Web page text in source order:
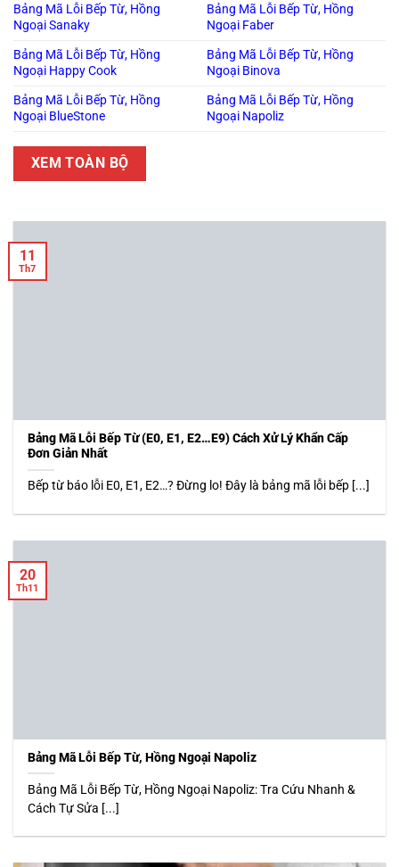
Bảng Mã Lỗi Bếp Từ, Hồng
Ngoại Sanaky
Bảng Mã Lỗi Bếp Từ, Hồng
Ngoại Faber
Bảng Mã Lỗi Bếp Từ, Hồng
Ngoại Happy Cook
Bảng Mã Lỗi Bếp Từ, Hồng
Ngoại Binova
Bảng Mã Lỗi Bếp Từ, Hồng
Ngoại BlueStone
Bảng Mã Lỗi Bếp Từ, Hồng
Ngoại Napoliz
XEM TOÀN BỘ
Bảng Mã Lỗi Bếp Từ (E0, E1, E2…E9) Cách Xử Lý Khẩn Cấp
Đơn Giản Nhất
Bếp từ báo lỗi E0, E1, E2…? Đừng lo! Đây là bảng mã lỗi bếp [...]
11
Th7
Bảng Mã Lỗi Bếp Từ, Hồng Ngoại Napoliz
Bảng Mã Lỗi Bếp Từ, Hồng Ngoại Napoliz: Tra Cứu Nhanh &
Cách Tự Sửa [...]
20
Th11